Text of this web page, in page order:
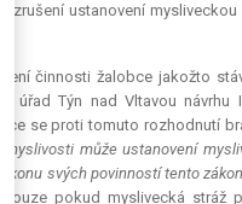
zrušení ustanovení
činnosti žalobce jakožto
úřad Týn nad Vltavou návrhu
se proti tomuto rozhodnutí
myslivosti může ustanovení
svých povinností tento
pokud myslivecká stráž